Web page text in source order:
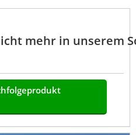
mehr in unserem